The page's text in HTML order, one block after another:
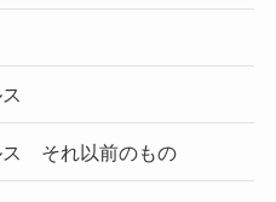
ス それ以前のもの